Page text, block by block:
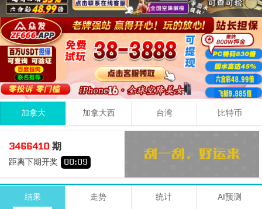
加拿大 加拿大西 台湾 比特币
3466410 期
距离下期开奖 00:08
4 + 6 3 13
期号
号码
结果 走势 统计 AI预测